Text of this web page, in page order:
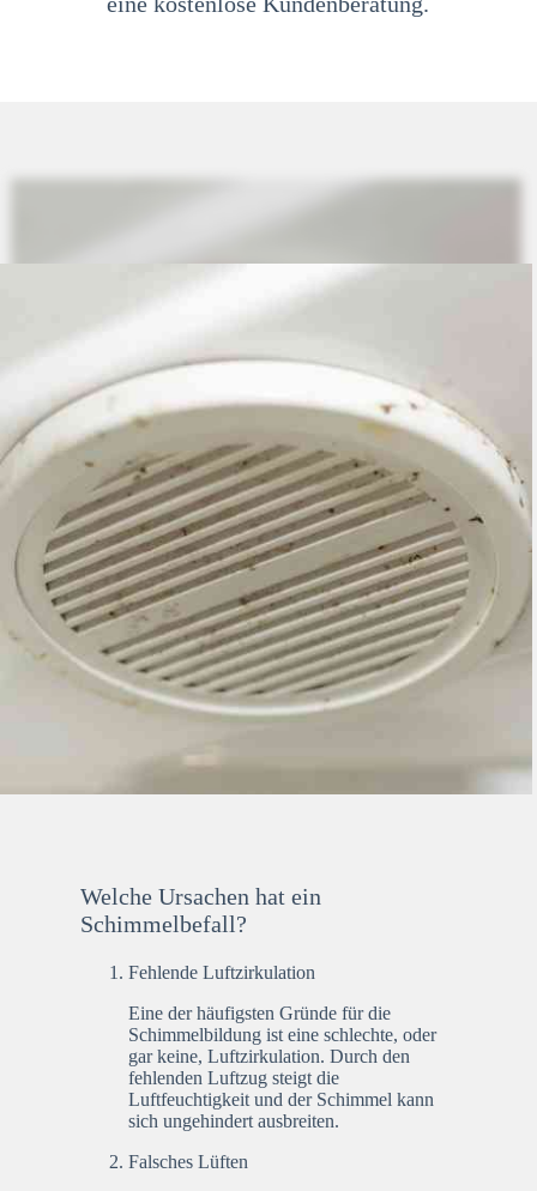
Welche Ursachen hat ein
Schimmelbefall?
Fehlende Luftzirkulation
Eine der häufigsten Gründe für die
Schimmelbildung ist eine schlechte, oder
gar keine, Luftzirkulation. Durch den
fehlenden Luftzug steigt die
Luftfeuchtigkeit und der Schimmel kann
sich ungehindert ausbreiten.
Falsches Lüften